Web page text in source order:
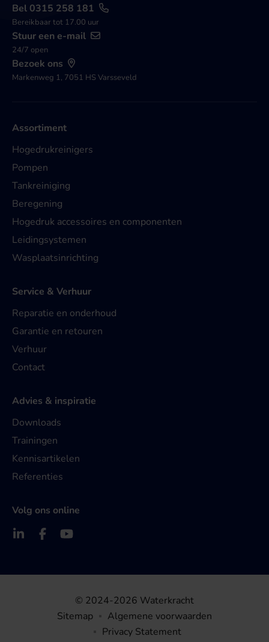
Bel 0315 258 181
Bereikbaar tot 17.00 uur
Stuur een e-mail
24/7 open
Bezoek ons
Markenweg 1, 7051 HS Varsseveld
Assortiment
Hogedrukreinigers
Pompen
Tankreiniging
Beregening
Hogedruk accessoires en componenten
Leidingsystemen
Wasplaatsinrichting
Service & Verhuur
Reparatie en onderhoud
Garantie en retouren
Verhuur
Contact
Advies & inspiratie
Downloads
Trainingen
Kennisartikelen
Referenties
Volg ons online
© 2024-2026 Waterkracht
Sitemap
Algemene voorwaarden
Privacy Statement